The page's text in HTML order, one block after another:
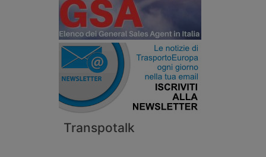
Transpotalk